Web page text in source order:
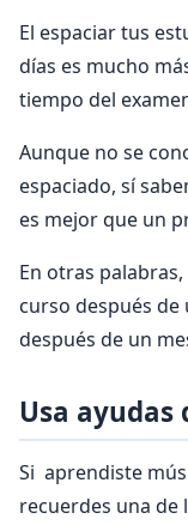
El espaciar tus
días es mucho
tiempo del
Aunque no se
espaciado, sí
es mejor que un
En otras
curso después de
después de un
Usa ayudas
Si aprendiste
recuerdes una de